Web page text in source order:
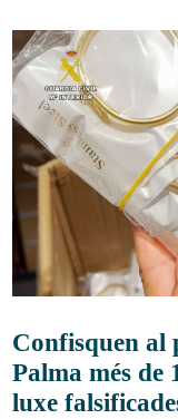
Confisquen al
Palma més de
luxe